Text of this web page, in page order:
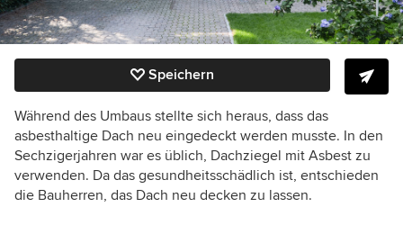
Speichern
Während des Umbaus stellte sich heraus, dass das
asbesthaltige Dach neu eingedeckt werden musste. In den
Sechzigerjahren war es üblich, Dachziegel mit Asbest zu
verwenden. Da das gesundheitsschädlich ist, entschieden
die Bauherren, das Dach neu decken zu lassen.